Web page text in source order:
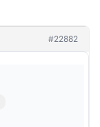
#22882